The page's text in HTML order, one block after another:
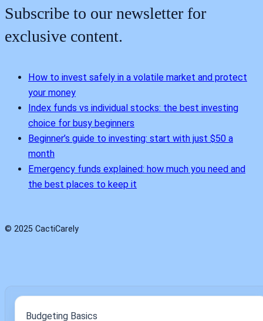
Subscribe to our newsletter for
exclusive content.
How to invest safely in a volatile market and protect
your money
Index funds vs individual stocks: the best investing
choice for busy beginners
Beginner’s guide to investing: start with just $50 a
month
Emergency funds explained: how much you need and
the best places to keep it
© 2025 CactiCarely
Budgeting Basics